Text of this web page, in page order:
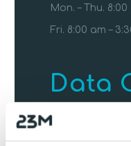
Mon. – Thu.
Fri. 8:00 am –
Data